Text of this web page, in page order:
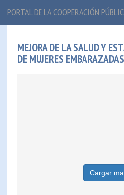
PORTAL DE LA COOPERACIÓN
MEJORA DE LA SALUD Y
DE MUJERES
Cargar